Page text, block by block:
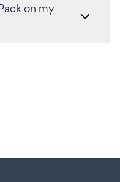
on my